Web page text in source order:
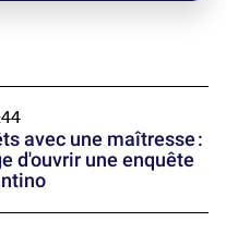
avec une maîtresse :
d'ouvrir une enquête